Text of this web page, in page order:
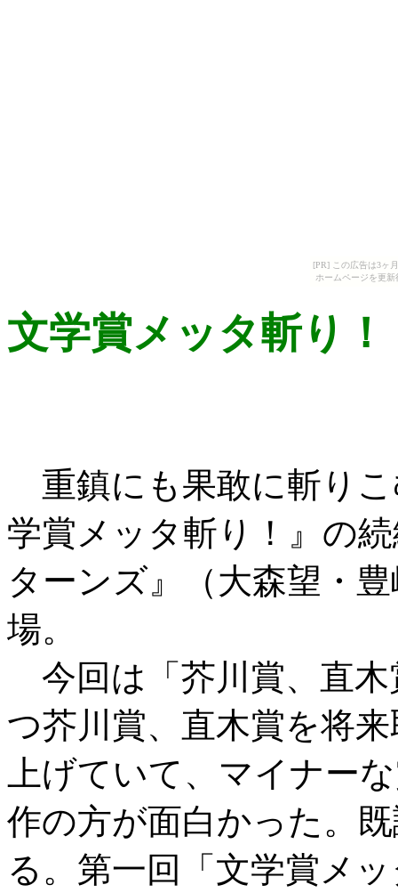
[PR] この広告は3ヶ
ホームページを更
文学賞メッタ斬り
重鎮にも果敢に斬り
学賞メッタ斬り！』の
ターンズ』（大森望・
場。
今回は「芥川賞、直
つ芥川賞、直木賞を将
上げていて、マイナー
作の方が面白かった。
る。第一回「文学賞メ